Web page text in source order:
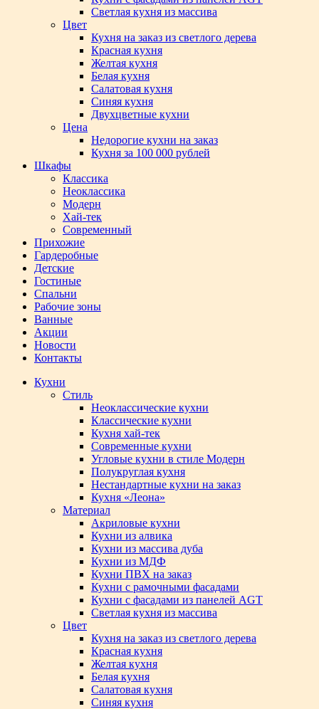
Светлая кухня из массива
Цвет
Кухня на заказ из светлого дерева
Красная кухня
Желтая кухня
Белая кухня
Салатовая кухня
Синяя кухня
Двухцветные кухни
Цена
Недорогие кухни на заказ
Кухня за 100 000 рублей
Шкафы
Классика
Неоклассика
Модерн
Хай-тек
Современный
Прихожие
Гардеробные
Детские
Гостиные
Спальни
Рабочие зоны
Ванные
Акции
Новости
Контакты
Кухни
Стиль
Неоклассические кухни
Классические кухни
Кухня хай-тек
Современные кухни
Угловые кухни в стиле Модерн
Полукруглая кухня
Нестандартные кухни на заказ
Кухня «Леона»
Материал
Акриловые кухни
Кухни из алвика
Кухни из массива дуба
Кухни из МДФ
Кухни ПВХ на заказ
Кухни с рамочными фасадами
Кухни с фасадами из панелей AGT
Светлая кухня из массива
Цвет
Кухня на заказ из светлого дерева
Красная кухня
Желтая кухня
Белая кухня
Салатовая кухня
Синяя кухня